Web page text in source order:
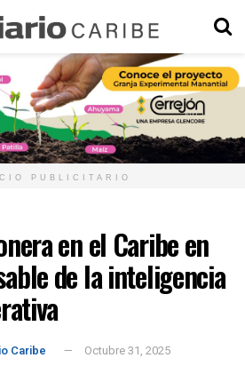
PUBLICITARIO
en el Caribe en
de la inteligencia
Caribe
Octubre 31, 2025